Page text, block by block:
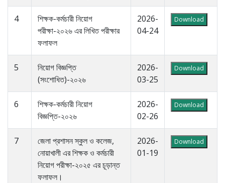
4
শিক্ষক-কর্মচারী নিয়োগ
পরীক্ষা-২০২৬ এর লিখিত পরীক্ষার
ফলাফল
2026-
04-24
Download
5
নিয়োগ বিজ্ঞপ্তি
(সংশোধিত)-২০২৬
2026-
03-25
Download
6
শিক্ষক-কর্মচারী নিয়োগ
বিজ্ঞপ্তি-২০২৬
2026-
02-26
Download
7
জেলা প্রশাসন স্কুল ও কলেজ,
নোয়াখালী এর শিক্ষক ও কর্মচারী
নিয়োগ পরীক্ষা-২০২৫ এর চূড়ান্ত
ফলাফল।
2026-
01-19
Download